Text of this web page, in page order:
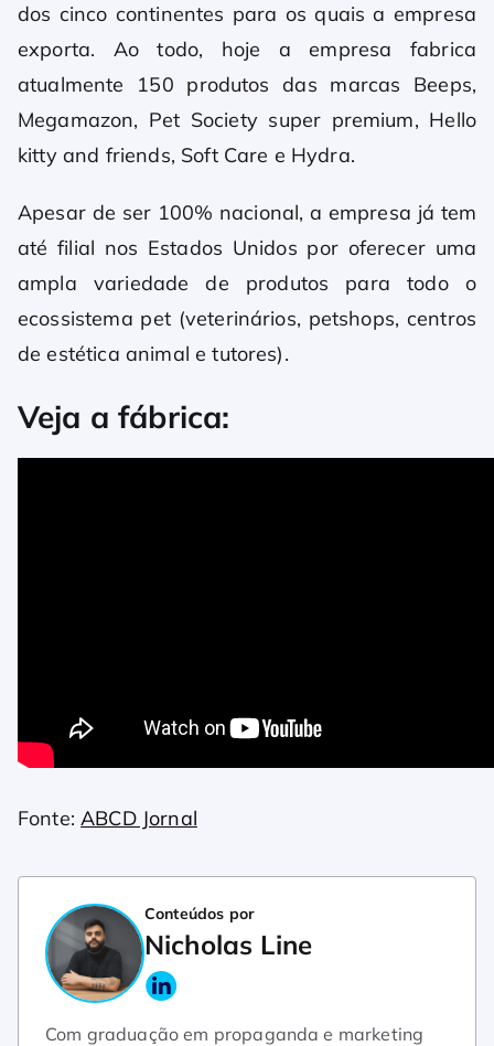
dos cinco continentes para os quais a empresa
exporta. Ao todo, hoje a empresa fabrica
atualmente 150 produtos das marcas Beeps,
Megamazon, Pet Society super premium, Hello
kitty and friends, Soft Care e Hydra.
Apesar de ser 100% nacional, a empresa já tem
até filial nos Estados Unidos por oferecer uma
ampla variedade de produtos para todo o
ecossistema pet (veterinários, petshops, centros
de estética animal e tutores).
Veja a fábrica:
Fonte:ABCD Jornal
Conteúdos por
Nicholas Line
Com graduação em propaganda e marketing